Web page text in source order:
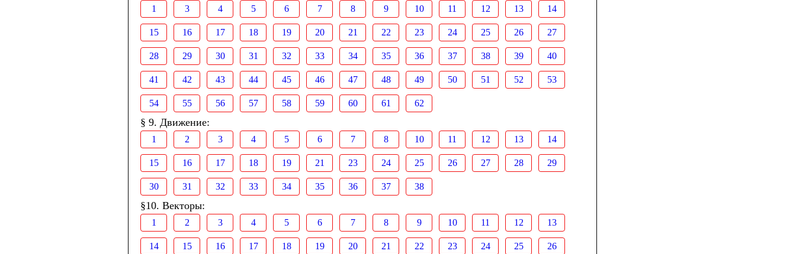
1 3 4 5 6 7 8 9 10 11 12 13 14
15 16 17 18 19 20 21 22 23 24 25 26 27
28 29 30 31 32 33 34 35 36 37 38 39 40
41 42 43 44 45 46 47 48 49 50 51 52 53
54 55 56 57 58 59 60 61 62
§ 9. Движение:
1 2 3 4 5 6 7 8 10 11 12 13 14
15 16 17 18 19 21 23 24 25 26 27 28 29
30 31 32 33 34 35 36 37 38
§10. Векторы:
1 2 3 4 5 6 7 8 9 10 11 12 13
14 15 16 17 18 19 20 21 22 23 24 25 26